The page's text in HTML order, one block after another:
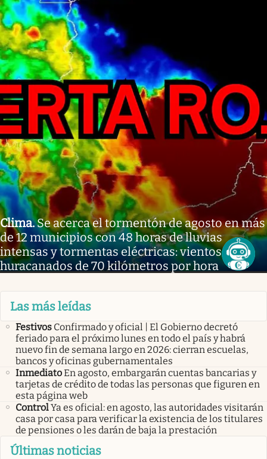
Clima.Se acerca el tormentón de agosto en más
de 12 municipios con 48 horas de lluvias
intensas y tormentas eléctricas: vientos
huracanados de 70 kilómetros por hora
Las más leídas
Festivos Confirmado y oficial | El Gobierno decretó
feriado para el próximo lunes en todo el país y habrá
nuevo fin de semana largo en 2026: cierran escuelas,
bancos y oficinas gubernamentales
InmediatoEn agosto, embargarán cuentas bancarias y
tarjetas de crédito de todas las personas que figuren en
esta página web
ControlYa es oficial: en agosto, las autoridades visitarán
casa por casa para verificar la existencia de los titulares
de pensiones o les darán de baja la prestación
Últimas noticias